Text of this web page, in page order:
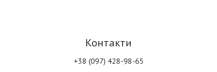
Контакти
+38 (097) 428-98-65